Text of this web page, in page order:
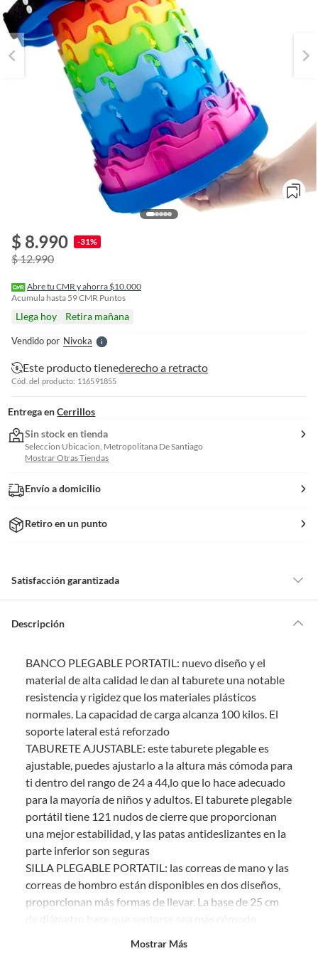
$ 8.990 -31%
$ 12.990
Abre tu CMR y ahorra $10.000
Acumula hasta 59CMR Puntos
Llega hoy Retira mañana
Vendido por NivokaS
l
e
r
f
o
Este producto tienederecho a retracto
Cód. del producto: 116591855
Entrega en Cerrillos
Sin stock en tienda
Seleccion Ubicacion, Metropolitana De Santiago
Mostrar Otras Tiendas
Envío a domicilio
Retiro en un punto
Satisfacción garantizada
de la compra.
comprado por internet y que hay ciertas categorías que no tienen este
derecho:
Productos que, por su naturaleza, no puedan ser devueltos,
puedan deteriorarse o caducar con rapidez.
Confeccionados a la medida.
De uso personal.
En sodimac.cl te damos30 días desde que recibes el producto. Debe
estar en perfecto estado, con todas sus etiquetas y sin uso, tal como te lo
entregamos.
Productos digitales que se entregan a través de una descarga
electrónica, por ejemplo, cupones de experiencia o programas
para el computador.
Productos a pedido o confeccionados a medida.
Productos que han sido informados como imperfectos, usados,
reparados, abiertos, de segunda selección, remanufacturados o
Descripción
BANCO PLEGABLE PORTATIL: nuevo diseño y el
material de alta calidad le dan al taburete una notable
resistencia y rigidez que los materiales plásticos
normales. La capacidad de carga alcanza 100 kilos. El
soporte lateral está reforzado
TABURETE AJUSTABLE: este taburete plegable es
ajustable, puedes ajustarlo a la altura más cómoda para
ti dentro del rango de 24 a 44,lo que lo hace adecuado
para la mayoría de niños y adultos. El taburete plegable
portátil tiene 121 nudos de cierre que proporcionan
una mejor estabilidad, y las patas antideslizantes en la
parte inferior son seguras
SILLA PLEGABLE PORTATIL: las correas de mano y las
correas de hombro están disponibles en dos diseños,
proporcionan más formas de llevar. La base de 25 cm
Mostrar Más